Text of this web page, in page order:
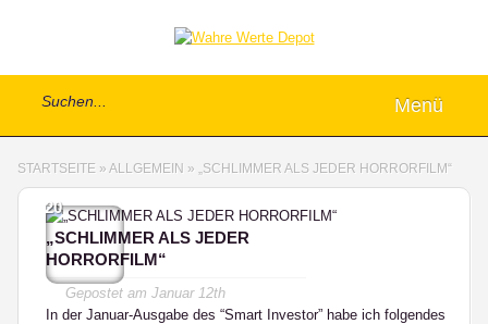
Menü
STARTSEITE » ALLGEMEIN » „SCHLIMMER ALS JEDER HORRORFILM“
20
„SCHLIMMER ALS JEDER
HORRORFILM“
Gepostet am Januar 12th
In der Januar-Ausgabe des “Smart Investor” habe ich folgendes